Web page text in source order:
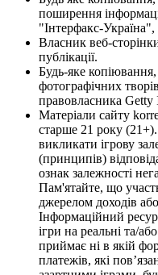
поширення
"Інтерфакс-
Власник веб-
публікації.
Будь-яке
фотографічних
правовласника Getty
Матеріали сайту
старше 21 року
викликати ігрову
(принципів)
ознак залежності
Пам'ятайте, що
джерелом доходів
Інформаційний
ігри на реальні та/
приймає ні в якій
платежів, які